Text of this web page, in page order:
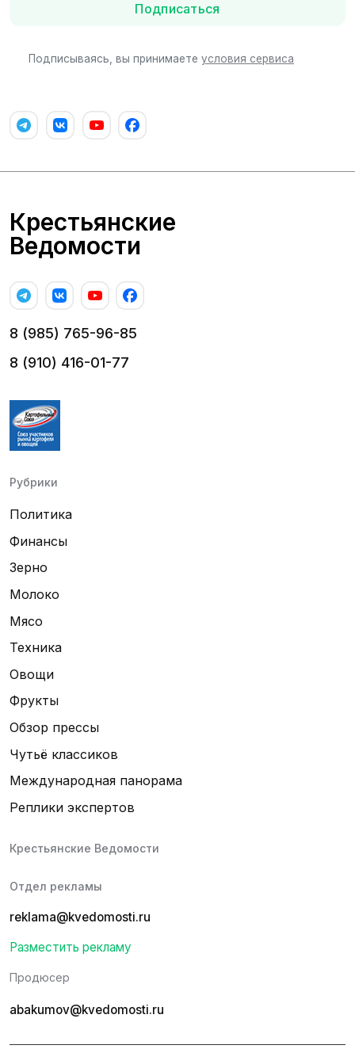
Подписаться
Подписываясь, вы принимаете условия сервиса
Крестьянские
Ведомости
8 (985) 765-96-85
8 (910) 416-01-77
Рубрики
Политика
Финансы
Зерно
Молоко
Мясо
Техника
Овощи
Фрукты
Обзор прессы
Чутьё классиков
Международная панорама
Реплики экспертов
Крестьянские Ведомости
Отдел рекламы
reklama@kvedomosti.ru
Разместить рекламу
Продюсер
abakumov@kvedomosti.ru